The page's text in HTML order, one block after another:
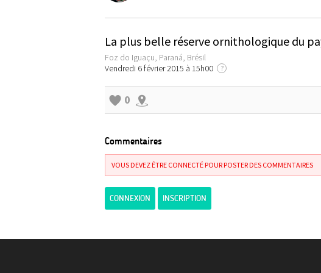
La plus belle réserve ornithologique du
Foz do Iguaçu, Paraná, Brésil
Vendredi 6 février 2015 à 15h00
?
0
Commentaires
VOUS DEVEZ ÊTRE CONNECTÉ POUR POSTER DES COMMENTAIRES
CONNEXION INSCRIPTION